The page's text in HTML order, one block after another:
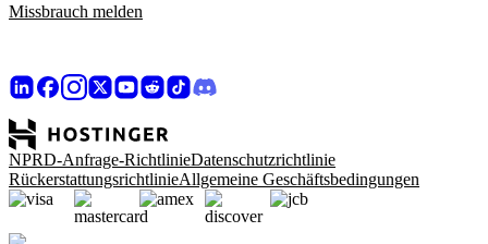
Missbrauch melden
NPRD-Anfrage-RichtlinieDatenschutzrichtlinie
RückerstattungsrichtlinieAllgemeine Geschäftsbedingungen